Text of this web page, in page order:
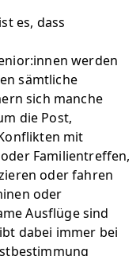
es, dass
werden
sämtliche
sich manche
die Post,
mit
Familientreffen,
oder fahren
oder
Ausflüge sind
dabei immer bei